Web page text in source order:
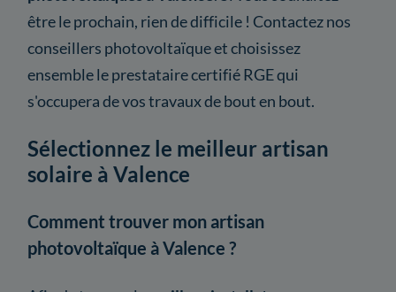
être le prochain, rien de difficile ! Contactez nos
conseillers photovoltaïque et choisissez
ensemble le prestataire certifié RGE qui
s'occupera de vos travaux de bout en bout.
Sélectionnez le meilleur artisan
solaire à Valence
Comment trouver mon artisan
photovoltaïque à Valence ?